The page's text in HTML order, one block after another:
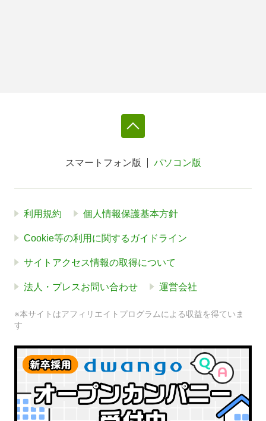
スマートフォン版 パソコン版
利用規約 個人情報保護基本方針
Cookie等の利用に関するガイドライン
サイトアクセス情報の取得について
法人・プレスお問い合わせ 運営会社
※本サイトはアフィリエイトプログラムによる収益を得ていま
す